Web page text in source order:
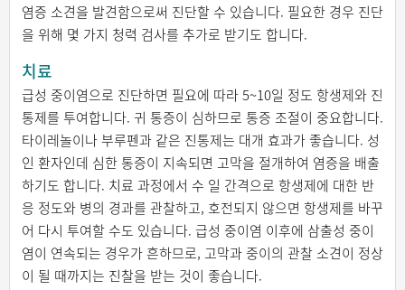
염증 소견을 발견함으로써 진단할 수 있습니다. 필요한 경우 진단
을 위해 몇 가지 청력 검사를 추가로 받기도 합니다.
치료
급성 중이염으로 진단하면 필요에 따라 5~10일 정도 항생제와 진
통제를 투여합니다. 귀 통증이 심하므로 통증 조절이 중요합니다.
타이레놀이나 부루펜과 같은 진통제는 대개 효과가 좋습니다. 성
인 환자인데 심한 통증이 지속되면 고막을 절개하여 염증을 배출
하기도 합니다. 치료 과정에서 수 일 간격으로 항생제에 대한 반
응 정도와 병의 경과를 관찰하고, 호전되지 않으면 항생제를 바꾸
어 다시 투여할 수도 있습니다. 급성 중이염 이후에 삼출성 중이
염이 연속되는 경우가 흔하므로, 고막과 중이의 관찰 소견이 정상
이 될 때까지는 진찰을 받는 것이 좋습니다.